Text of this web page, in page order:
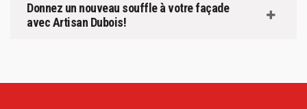
Donnez un nouveau souffle à votre façade
avec Artisan Dubois!